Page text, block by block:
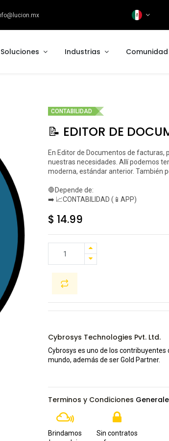
Soluciones Industrias Comunidad
CONTABILIDAD
📝 EDITOR DE
En Editor de Documentos de
nuestras necesidades. Allí podemos
moderna, estándar anterior. También
🛑Depende de:
➡️ 📈CONTABILIDAD (📱APP)
$ 14.99
Cybrosys Technologies Pvt. Ltd.
Cybrosys es uno de los contribuyentes
mundo, además de ser Gold Partner.
Terminos y Condiciones
Brindamos
Sin contratos